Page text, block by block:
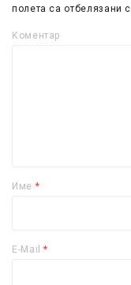
полета са отбелязани с
Коментар
Име *
E-Mail*